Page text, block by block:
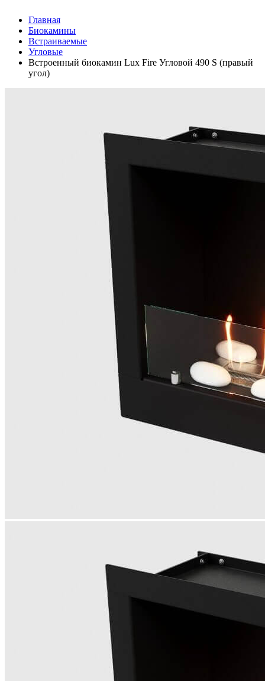
Главная
Биокамины
Встраиваемые
Угловые
Встроенный биокамин Lux Fire Угловой 490 S (правый
угол)